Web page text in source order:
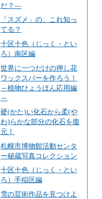
だ？―
「スズメ」の、これ知っ
てる？
十区十色（じっく・とい
ろ）南区編
世界に一つだけの押し花
ワックスバーを作ろう！
～植物ひょうほん応用編
～
硬(かた)い化石から柔(や
わ)らかな部分の化石を復
元！
札幌市博物館活動センタ
ー秘蔵写真コレクション
十区十色（じっく・とい
ろ）手稲区編
雪の芸術作品を見つけよ